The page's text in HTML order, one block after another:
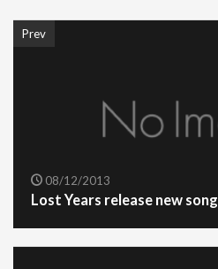
Prev
08/12/2013
Lost Years release new song